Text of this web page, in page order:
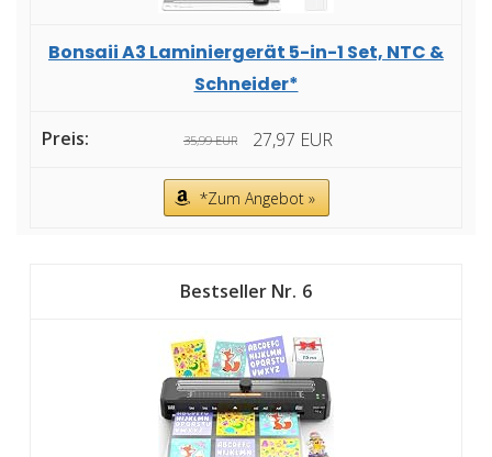
Bonsaii A3 Laminiergerät 5-in-1 Set, NTC &
Schneider*
35,99 EUR 27,97 EUR
*Zum Angebot »
6